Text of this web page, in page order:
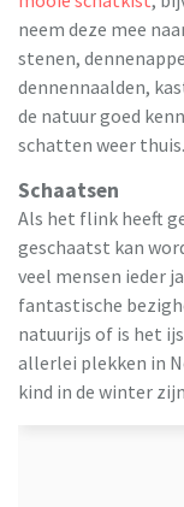
neem deze mee
stenen,
dennennaalden,
de natuur goed
schatten weer thuis.
Schaatsen
Als het flink heeft
geschaatst kan
veel mensen ieder
fantastische
natuurijs of is het
allerlei plekken in
kind in de winter